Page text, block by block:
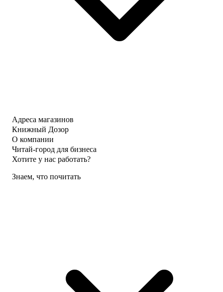
Адреса магазинов
Книжный Дозор
О компании
Читай-город для бизнеса
Хотите у нас работать?
Знаем, что почитать